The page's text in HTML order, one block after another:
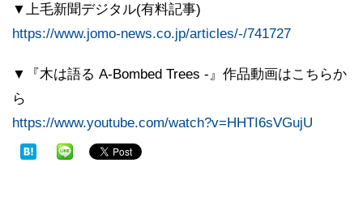
▼上毛新聞デジタル(有料記事)
https://www.jomo-news.co.jp/articles/-/741727
▼『木は語る A-Bombed Trees -』作品動画はこちらか
ら
https://www.youtube.com/watch?v=HHTI6sVGujU